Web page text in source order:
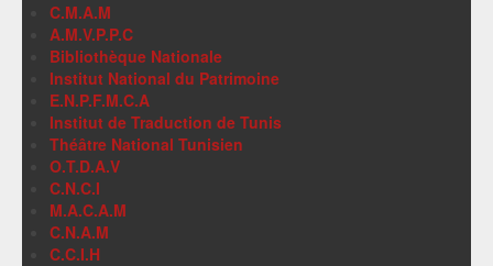
C.M.A.M
A.M.V.P.P.C
Bibliothèque Nationale
Institut National du Patrimoine
E.N.P.F.M.C.A
Institut de Traduction de Tunis
Théâtre National Tunisien
O.T.D.A.V
C.N.C.I
M.A.C.A.M
C.N.A.M
C.C.I.H